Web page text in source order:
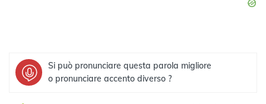
Si può pronunciare questa parola migliore
o pronunciare accento diverso ?